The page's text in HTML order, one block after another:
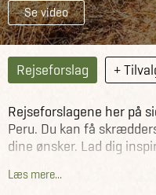
Se video
Rejseforslag +
Rejseforslagene her på
Peru. Du kan få
dine ønsker. Lad dig
eller kontakt os allerede i
Læs mere...